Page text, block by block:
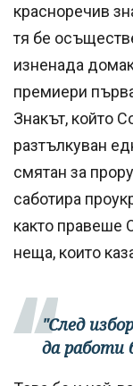
красноречив
тя бе
изненада
премиери
Знакът, който
разтълкуван
смятан за
саботира
както правеше
неща, които
"След
да работи